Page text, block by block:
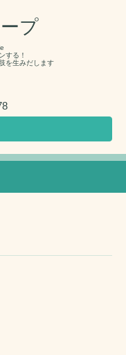
プ
する！
を生みだします